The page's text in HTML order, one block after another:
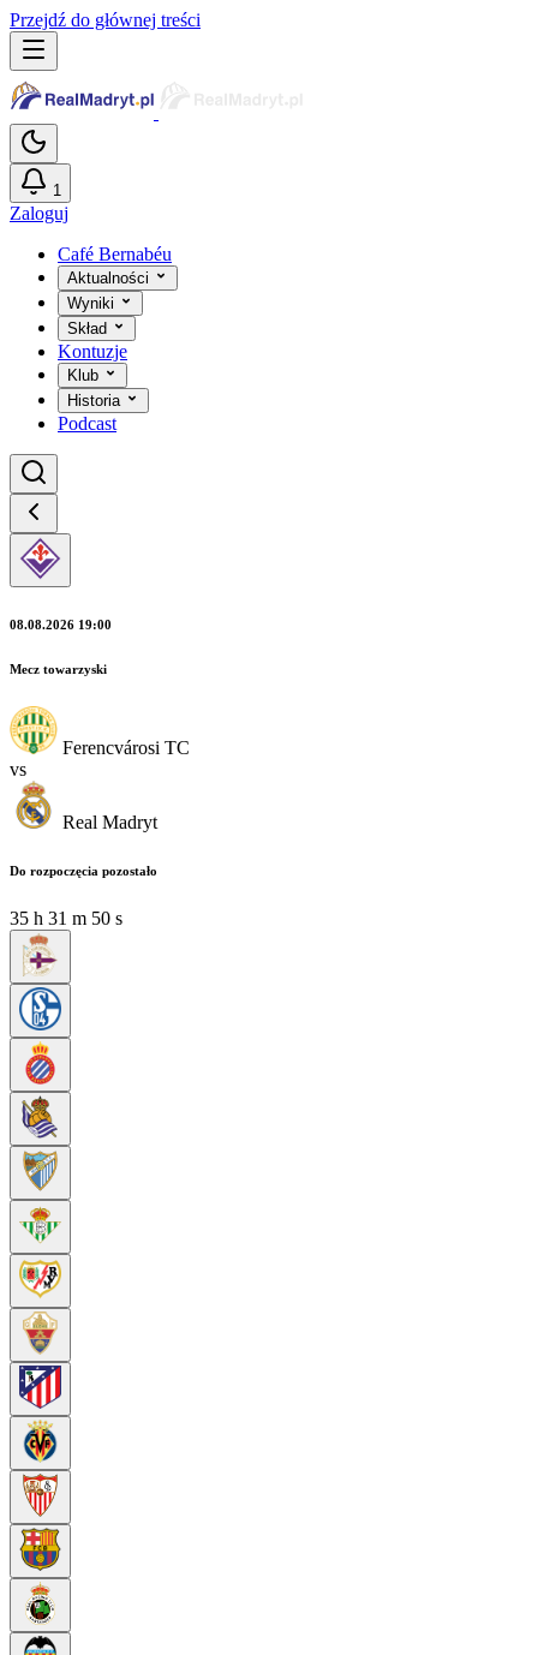
Przejdź do głównej treści
1
Zaloguj
Café Bernabéu
Aktualności
Wyniki
Skład
Kontuzje
Klub
Historia
Podcast
08.08.2026 19:00
Mecz towarzyski
Ferencvárosi TC
vs
Real Madryt
Do rozpoczęcia pozostało
35 h 31 m 48 s